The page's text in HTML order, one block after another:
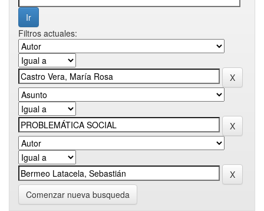
Filtros actuales:
Comenzar nueva busqueda